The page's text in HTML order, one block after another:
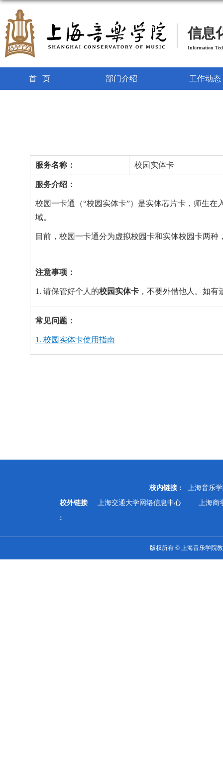
信息
Information
首页 部门介绍 工作动态
服务名称： 校园实体卡
服务介绍：
校园一卡通（“校园实体卡”）是实体芯片卡，师生
域。
目前，校园一卡通分为虚拟校园卡和实体校园卡两
注意事项：
1. 请保管好个人的校园实体卡 ，不要外借他人。如有
常见问题：
1. 校园实体卡使用指南
校内链接 :
上海音乐
校外链接
:
上海交通大学网络信息中心 上海商
版权所有 © 上海音乐学院